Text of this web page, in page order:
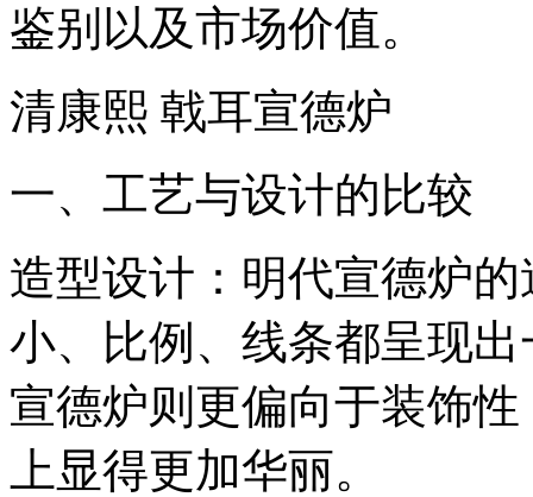
鉴别以及市场价值。
清康熙 戟耳宣德炉
一、工艺与设计的比较
造型设计：明代宣德炉
小、比例、线条都呈现
宣德炉则更偏向于装饰
上显得更加华丽。